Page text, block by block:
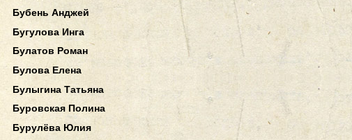
Бубень Анджей
Бугулова Инга
Булатов Роман
Булова Елена
Булыгина Татьяна
Буровская Полина
Бурулёва Юлия